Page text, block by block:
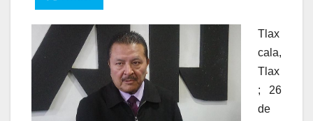
Tlax
cala,
Tlax
; 26
de